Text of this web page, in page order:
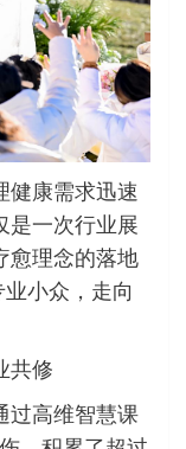
健康需求迅速
是一次行业展
愈理念的落地
小众，走向
共修
过高维智慧课